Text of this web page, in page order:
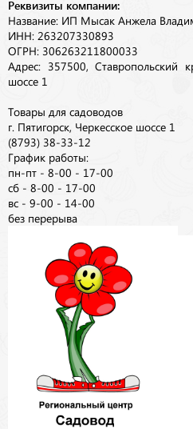
Реквизиты компании:
Название: ИП Мысак Анжела
ИНН: 263207330893
ОГРН: 306263211800033
Адрес: 357500, Ставропольский
шоссе 1
Товары для садоводов
г. Пятигорск, Черкесское шоссе 1
(8793) 38-33-12
График работы:
пн-пт - 8-00 - 17-00
сб - 8-00 - 17-00
вс - 9-00 - 14-00
без перерыва